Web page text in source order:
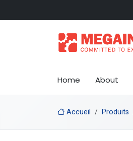
Home About
Accueil Produits